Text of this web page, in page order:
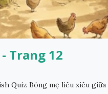
Trang 12
Quiz Bóng mẹ liêu xiêu